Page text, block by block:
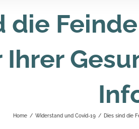
die
Ihrer
Home / Widerstand und Covid-19 / Dies sind die